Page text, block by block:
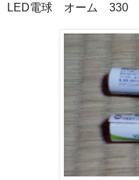
LED電球 オーム 330